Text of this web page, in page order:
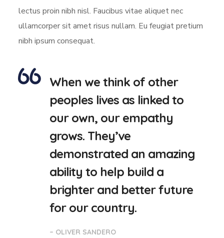
lectus proin nibh nisl. Faucibus vitae aliquet nec
ullamcorper sit amet risus nullam. Eu feugiat pretium
nibh ipsum consequat.
When we think of other
peoples lives as linked to
our own, our empathy
grows. They’ve
demonstrated an amazing
ability to help build a
brighter and better future
for our country.
– OLIVER SANDERO